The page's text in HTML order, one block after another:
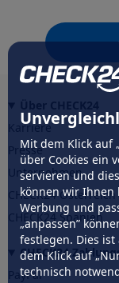
Mit dem Klick auf
über Cookies ein
servieren und
können wir Ihnen
Werbung und
„anpassen”
festlegen. Dies
dem Klick auf
technisch
Karriere
Presse
Unternehmen
CHECK24 Österreich
CHECK24 Spanien
CHECK24
PayPal